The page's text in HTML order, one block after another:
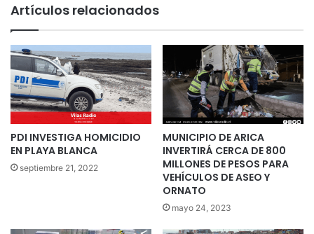
Artículos relacionados
PDI INVESTIGA HOMICIDIO
EN PLAYA BLANCA
septiembre 21, 2022
MUNICIPIO DE ARICA
INVERTIRÁ CERCA DE 800
MILLONES DE PESOS PARA
VEHÍCULOS DE ASEO Y
ORNATO
mayo 24, 2023